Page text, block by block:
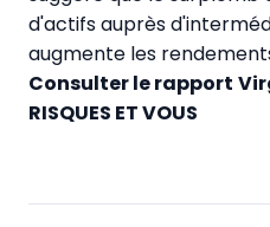
d'actifs auprès
augmente les
Consulter le rapport
RISQUES ET VOUS